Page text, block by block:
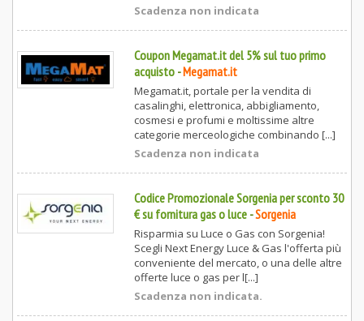
Scadenza non indicata
Coupon Megamat.it del 5% sul tuo primo
acquisto-Megamat.it
Megamat.it, portale per la vendita di
casalinghi, elettronica, abbigliamento,
cosmesi e profumi e moltissime altre
categorie merceologiche combinando [...]
Scadenza non indicata
Codice Promozionale Sorgenia per sconto 30
€ su fornitura gas o luce-Sorgenia
Risparmia su Luce o Gas con Sorgenia!
Scegli Next Energy Luce & Gas l'offerta più
conveniente del mercato, o una delle altre
offerte luce o gas per l[...]
Scadenza non indicata.